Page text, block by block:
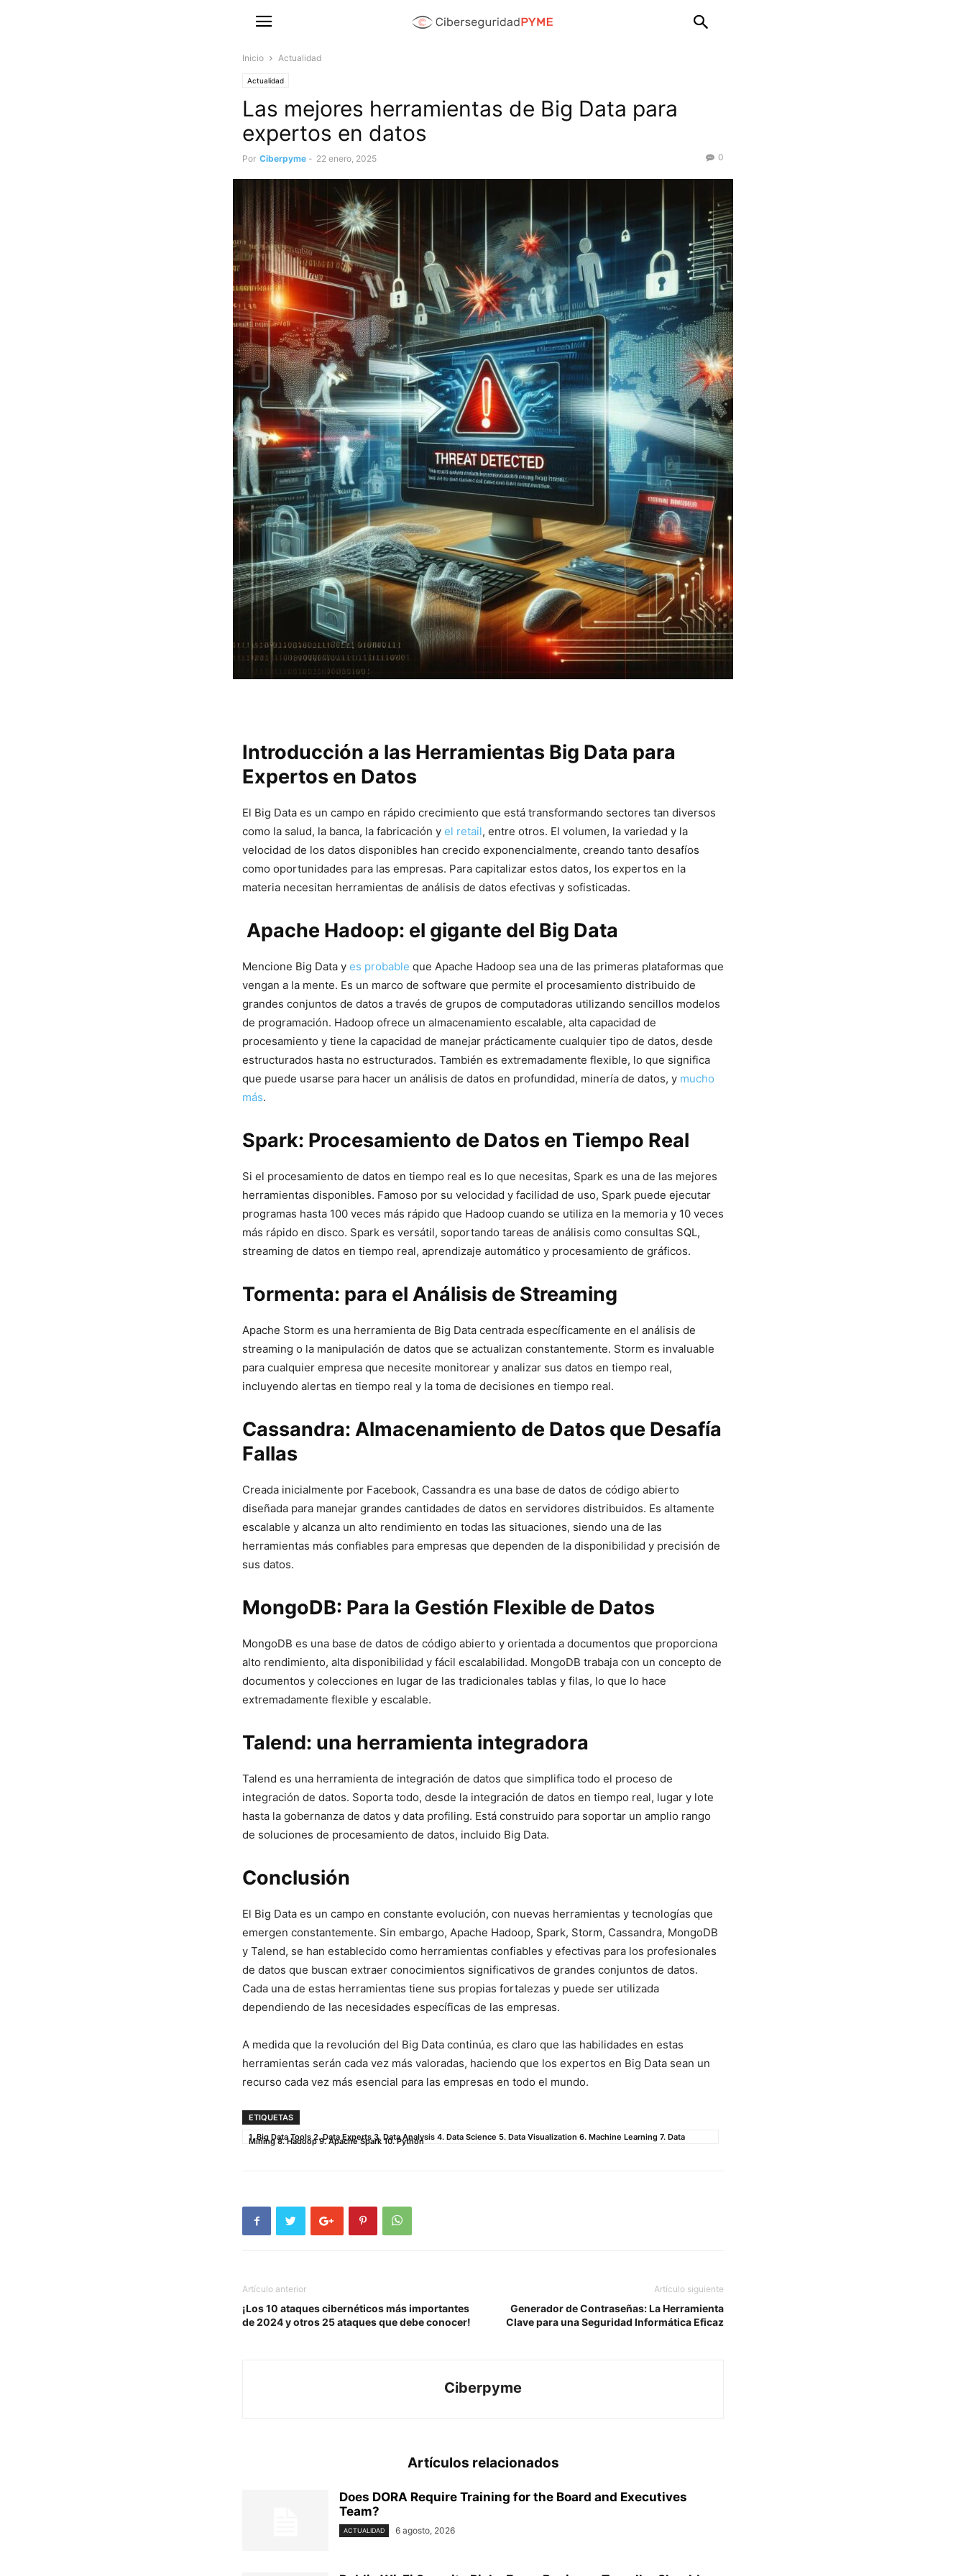
Inicio Actualidad
Actualidad
Las mejores herramientas de Big Data para
expertos en datos
Por Ciberpyme - 22 enero, 2025 0
Introducción a​ las ​Herramientas Big Data para
Expertos en Datos
El ⁣Big Data es un campo en rápido crecimiento que está transformando sectores tan diversos‍
como la salud, ⁤la banca, la fabricación y ⁣ el retail, entre otros. El‌ volumen,‍ la variedad y la
velocidad ​de los datos disponibles han crecido exponencialmente, creando tanto desafíos
‍como oportunidades para las empresas.​ Para capitalizar estos datos, los ⁢expertos en la
materia necesitan herramientas de análisis de datos efectivas y sofisticadas.
⁢ Apache Hadoop: el gigante del Big Data
Mencione ‌Big Data y es probable ‍ que ​Apache Hadoop sea una de las primeras plataformas⁢ que
vengan ‍a la mente.‌ Es un marco de software que⁢ permite el procesamiento distribuido de
grandes conjuntos de datos a través de grupos de computadoras utilizando sencillos modelos
de programación.‍ Hadoop⁤ ofrece un almacenamiento escalable, alta capacidad de
procesamiento ⁢y tiene la capacidad ⁣de ‍manejar ⁢prácticamente cualquier tipo de datos,​ desde
estructurados‍ hasta no estructurados. También⁢ es extremadamente flexible,‍ lo que significa
que puede usarse para hacer un análisis de datos en profundidad, minería de datos, y mucho
más.
Spark: Procesamiento de Datos en Tiempo Real
Si el‌ procesamiento de datos en tiempo real es lo‌ que ​necesitas, Spark es una ⁤de las mejores
herramientas disponibles. Famoso por su velocidad y facilidad de ‍uso, Spark puede ejecutar
programas hasta 100 veces más rápido que Hadoop cuando se utiliza en la memoria y⁤ 10 veces
más rápido en disco. Spark es versátil, soportando tareas de⁣ análisis ‍como consultas SQL,
streaming ‌de datos en ⁢tiempo real, aprendizaje automático‍ y procesamiento de gráficos.‍
Tormenta: para el Análisis de Streaming
Apache Storm es una herramienta de Big Data centrada específicamente en el ‍análisis de
streaming o la ‍manipulación de datos que​ se actualizan constantemente.‌ Storm es invaluable
para cualquier empresa que necesite monitorear y analizar sus datos⁤ en tiempo real,
incluyendo‌ alertas en tiempo ⁢real y la toma de decisiones en tiempo real.
Cassandra: Almacenamiento de Datos ⁢que Desafía
Fallas
Creada inicialmente por‍ Facebook,⁤ Cassandra es una base ⁤de datos ⁣de código abierto
diseñada para manejar grandes cantidades de datos en servidores distribuidos. Es altamente
escalable y alcanza⁤ un ‌alto rendimiento en todas las situaciones, siendo una de las
herramientas más confiables para empresas que dependen de la disponibilidad y precisión de
sus datos.
MongoDB: Para la Gestión Flexible de Datos
MongoDB⁣ es una base de datos de código​ abierto y orientada a documentos que proporciona
alto rendimiento, alta disponibilidad y fácil escalabilidad. MongoDB trabaja con un concepto de
documentos y colecciones en lugar de las⁣ tradicionales tablas y filas, lo ⁢que lo hace
extremadamente flexible y escalable.
Talend: una herramienta integradora
Talend es una herramienta de integración de datos que simplifica todo el proceso⁤ de
⁢integración de datos. Soporta todo,⁣ desde la integración de datos en tiempo real, lugar ⁢y lote
hasta la gobernanza de datos y data profiling. Está construido para soportar un amplio rango
de soluciones de procesamiento de‍ datos, incluido Big Data.
Conclusión⁢
El‌ Big Data‌ es un campo en⁤ constante evolución, con nuevas‍ herramientas y tecnologías ​que
‍emergen⁢ constantemente. Sin ​embargo,‌ Apache⁢ Hadoop, Spark, Storm, ⁢Cassandra, MongoDB
y Talend, se han establecido​ como herramientas confiables y efectivas para los profesionales
de datos que buscan extraer conocimientos significativos de grandes ‍conjuntos de datos.
Cada una de estas herramientas tiene sus propias ​fortalezas y puede ser utilizada
dependiendo ⁢de las necesidades específicas de las empresas.⁢
A medida que⁣ la revolución del Big‍ Data continúa, es claro que las habilidades⁢ en estas
herramientas serán cada vez más valoradas, haciendo que los expertos ​en Big Data sean un
recurso cada vez más esencial para las empresas en todo el mundo.
ETIQUETAS
1. Big Data Tools 2. Data Experts 3. Data Analysis 4. Data Science 5. Data Visualization 6. Machine Learning 7. Data
Mining 8. Hadoop 9. Apache Spark 10. Python
Artículo anterior
¡Los 10 ataques cibernéticos más importantes
de 2024 y otros 25 ataques que debe conocer!
Artículo siguiente
Generador de Contraseñas: La Herramienta
Clave para una Seguridad Informática Eficaz
Ciberpyme
Artículos relacionados
Does DORA Require Training for the Board and Executives
Team?
ACTUALIDAD 6 agosto, 2026